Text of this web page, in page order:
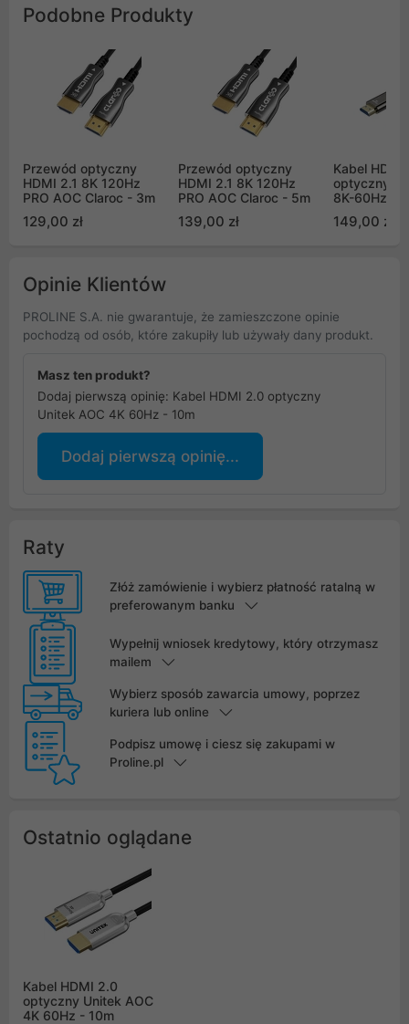
Podobne Produkty
Przewód optyczny
HDMI 2.1 8K 120Hz
PRO AOC Claroc - 3m
129,00 zł
Przewód optyczny
HDMI 2.1 8K 120Hz
PRO AOC Claroc - 5m
139,00 zł
Kabel HDMI
optyczny
8K-60Hz,
149,00 zł
Opinie Klientów
PROLINE S.A. nie gwarantuje, że zamieszczone opinie
pochodzą od osób, które zakupiły lub używały dany produkt.
Masz ten produkt?
Dodaj pierwszą opinię: Kabel HDMI 2.0 optyczny
Unitek AOC 4K 60Hz - 10m
Dodaj pierwszą opinię...
Raty
Złóż zamówienie i wybierz płatność ratalną w
preferowanym banku
Wypełnij wniosek kredytowy, który otrzymasz
mailem
Wybierz sposób zawarcia umowy, poprzez
kuriera lub online
Podpisz umowę i ciesz się zakupami w
Proline.pl
Ostatnio oglądane
Kabel HDMI 2.0
optyczny Unitek AOC
4K 60Hz - 10m